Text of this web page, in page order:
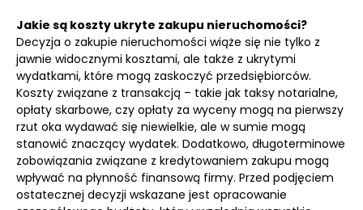
Jakie są koszty ukryte zakupu nieruchomości?
Decyzja o zakupie nieruchomości wiąże się nie tylko z
jawnie widocznymi kosztami, ale także z ukrytymi
wydatkami, które mogą zaskoczyć przedsiębiorców.
Koszty związane z transakcją – takie jak taksy notarialne,
opłaty skarbowe, czy opłaty za wyceny mogą na pierwszy
rzut oka wydawać się niewielkie, ale w sumie mogą
stanowić znaczący wydatek. Dodatkowo, długoterminowe
zobowiązania związane z kredytowaniem zakupu mogą
wpływać na płynność finansową firmy. Przed podjęciem
ostatecznej decyzji wskazane jest opracowanie